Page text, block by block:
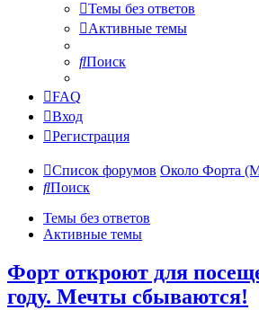
Темы без ответов
Активные темы
Поиск
FAQ
Вход
Регистрация
Список форумов Около Форта
Поиск
Темы без ответов
Активные темы
Форт откроют для
году. Мечты сбываются!